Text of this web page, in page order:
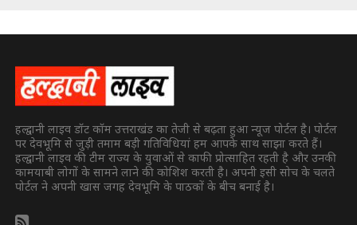
हल्द्वानी लाइव डॉट कॉम उत्तराखंड का तेजी से बढ़ता हुआ न्यूज पोर्टल है। पोर्टल
पर देवभूमि से जुड़ी तमाम बड़ी गतिविधियां हम आपके साथ साझा करते हैं।
हल्द्वानी लाइव की टीम राज्य के युवाओं से काफी प्रोत्साहित रहती है और उनकी
कामयाबी लोगों के सामने लाने की कोशिश करती है। अपनी इसी सोच के चलते
पोर्टल ने अपनी खास जगह देवभूमि के पाठकों के बीच बनाई है।